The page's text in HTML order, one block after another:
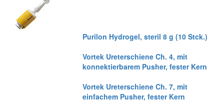
Purilon Hydrogel, steril 8 g (10 Stck.)
Vortek Ureterschiene Ch. 4, mit
konnektierbarem Pusher, fester Kern
Vortek Ureterschiene Ch. 7, mit
einfachem Pusher, fester Kern